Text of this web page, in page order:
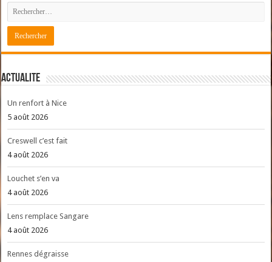
ACTUALITE
Un renfort à Nice
5 août 2026
Creswell c’est fait
4 août 2026
Louchet s’en va
4 août 2026
Lens remplace Sangare
4 août 2026
Rennes dégraisse